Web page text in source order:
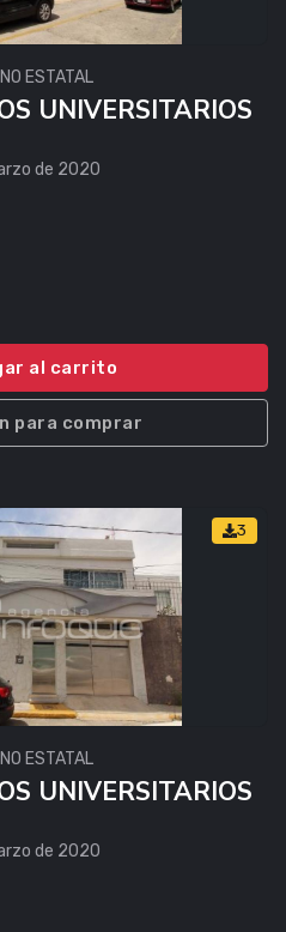
ESTATAL
UNIVERSITARIOS
de 2020
al carrito
para comprar
3
ESTATAL
UNIVERSITARIOS
de 2020